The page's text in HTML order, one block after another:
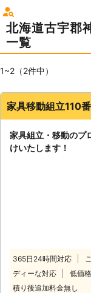
北海道古宇郡
一覧
1~2（2件中）
家具移動組立110番
家具組立・移動のプ
けいたします！
365日24時間対応
ディーな対応
低価
積り後追加料金無し